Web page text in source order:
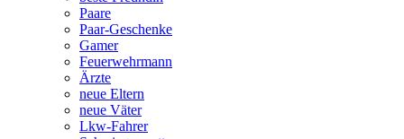
Paare
Paar-Geschenke
Gamer
Feuerwehrmann
Ärzte
neue Eltern
neue Väter
Lkw-Fahrer